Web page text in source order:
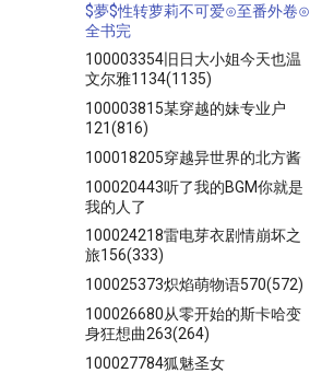
$夢$性转萝莉不可爱⊙至番外卷⊙
全书完
100003354旧日大小姐今天也温
文尔雅1134(1135)
100003815某穿越的妹专业户
121(816)
100018205穿越异世界的北方酱
100020443听了我的BGM你就是
我的人了
100024218雷电芽衣剧情崩坏之
旅156(333)
100025373炽焰萌物语570(572)
100026680从零开始的斯卡哈变
身狂想曲263(264)
100027784狐魅圣女